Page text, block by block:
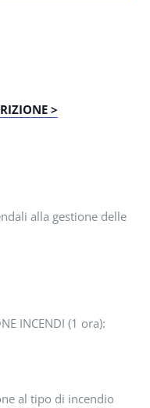
>
alla gestione delle
INCENDI (1 ora):
al tipo di incendio